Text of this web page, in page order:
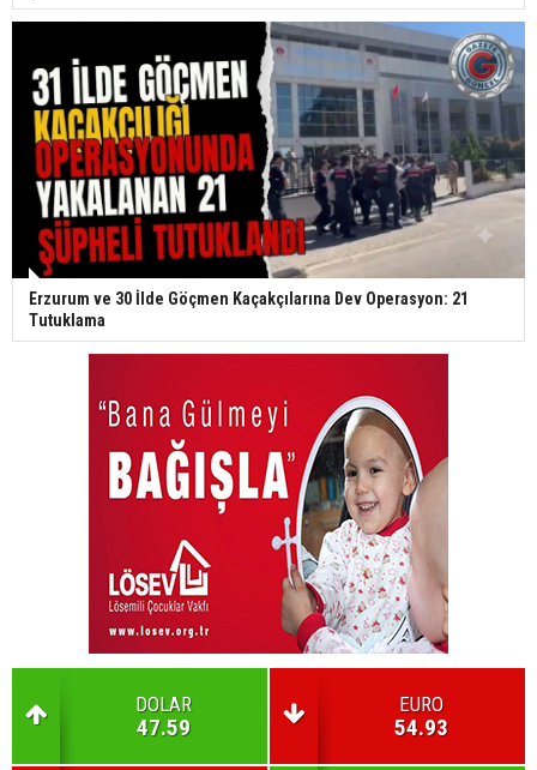
Erzurum ve 30 İlde Göçmen Kaçakçılarına Dev Operasyon: 21
Tutuklama
DOLAR
47.59
EURO
54.93